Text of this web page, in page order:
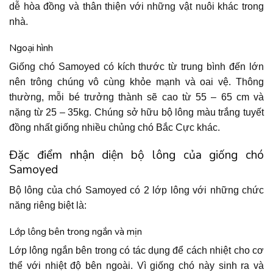
dễ hòa đồng và thân thiện với những vật nuôi khác trong
nhà.
Ngoại hình
Giống chó Samoyed có kích thước từ trung bình đến lớn
nên trông chúng vô cùng khỏe mạnh và oai vệ. Thông
thường, mỗi bé trưởng thành sẽ cao từ 55 – 65 cm và
nặng từ 25 – 35kg. Chúng sở hữu bộ lông màu trắng tuyết
đồng nhất giống nhiều chủng chó Bắc Cực khác.
Đặc điểm nhận diện bộ lông của giống chó
Samoyed
Bộ lông của chó Samoyed có 2 lớp lông với những chức
năng riêng biệt là:
Lớp lông bên trong ngắn và mịn
Lớp lông ngắn bên trong có tác dụng để cách nhiệt cho cơ
thể với nhiệt độ bên ngoài. Vì giống chó này sinh ra và